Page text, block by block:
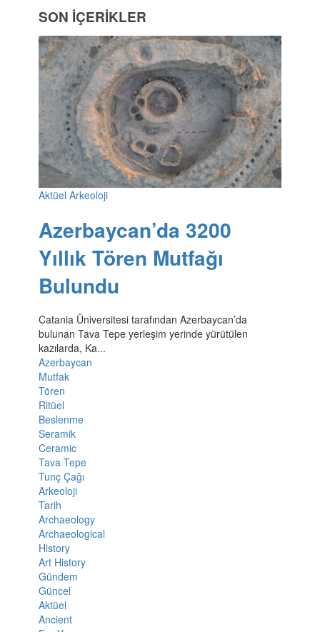
SON İÇERİKLER
Aktüel Arkeoloji
Azerbaycan’da 3200
Yıllık Tören Mutfağı
Bulundu
Catania Üniversitesi tarafından Azerbaycan’da
bulunan Tava Tepe yerleşim yerinde yürütülen
kazılarda, Ka...
Azerbaycan
Mutfak
Tören
Ritüel
Beslenme
Seramik
Ceramic
Tava Tepe
Tunç Çağı
Arkeoloji
Tarih
Archaeology
Archaeological
History
Art History
Gündem
Güncel
Aktüel
Ancient